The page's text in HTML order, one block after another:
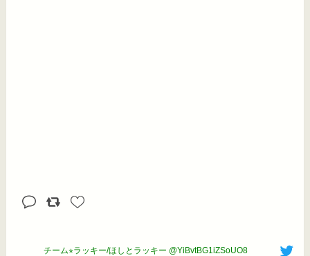
チーム⭐︎ラッキー/ほしとラッキー @YiBvtBG1iZSoUO8